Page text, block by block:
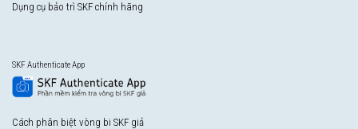
Dụng cụ bảo trì SKF chính hãng
SKF Authenticate App
Cách phân biệt vòng bi SKF giả